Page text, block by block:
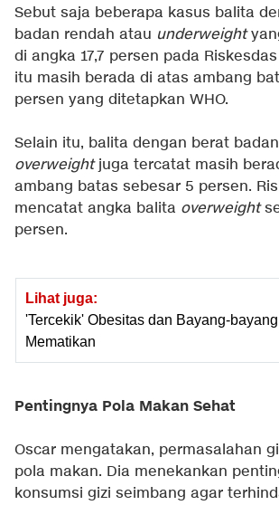
Sebut saja beberapa kasus balita
badan rendah atau underweight
di angka 17,7 persen pada
itu masih berada di atas ambang
persen yang ditetapkan WHO.
Selain itu, balita dengan berat
overweightjuga tercatat masih
ambang batas sebesar 5 persen.
mencatat angka balita overweight
persen.
Lihat juga:
'Tercekik' Obesitas dan Bayang-
Mematikan
Pentingnya Pola Makan Sehat
Oscar mengatakan, permasalahan
pola makan. Dia menekankan
konsumsi gizi seimbang agar